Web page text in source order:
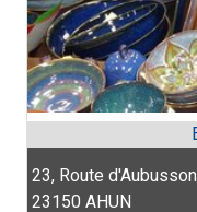
23, Route d'Aubusson
23150 AHUN